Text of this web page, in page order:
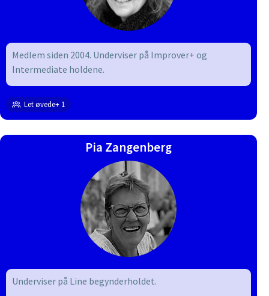
Medlem siden 2004. Underviser på Improver+ og
Intermediate holdene.
Let øvede+ 1
Pia Zangenberg
Underviser på Line begynderholdet.